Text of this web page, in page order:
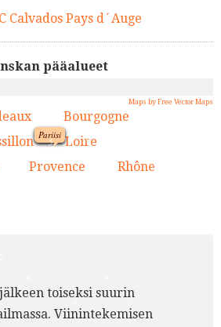
Calvados Pays d´Auge
pääalueet
Pariisi
1.
7.
9.
Maps by Free Vector Maps
Bourgogne
5. Loire
Provence Rhône
toiseksi suurin
Viinintekemisen